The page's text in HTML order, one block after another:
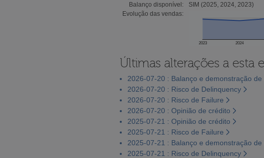
Balanço disponível:
SIM (2025, 2024, 2023)
Evolução das vendas:
2023 2024
Últimas alterações a esta
2026-07-20 : Balanço e demonstração
2026-07-20 : Risco de Delinquency
2026-07-20 : Risco de Failure
2026-07-20 : Opinião de crédito
2025-07-21 : Opinião de crédito
2025-07-21 : Risco de Failure
2025-07-21 : Balanço e demonstração
2025-07-21 : Risco de Delinquency